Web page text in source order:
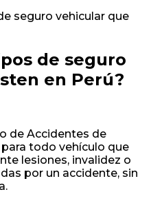
seguro vehicular que
de seguro
en Perú?
de Accidentes de
todo vehículo que
lesiones, invalidez o
por un accidente, sin